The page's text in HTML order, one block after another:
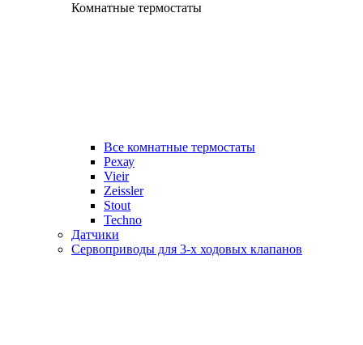
Комнатные термостаты
Все комнатные термостаты
Рехау
Vieir
Zeissler
Stout
Techno
Датчики
Сервоприводы для 3-х ходовых клапанов